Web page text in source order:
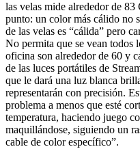
las velas mide alrededor de
punto: un color más cálido no
de las velas es “cálida” pero
No permita que se vean todos
oficina son alrededor de 60 y
de las luces portátiles de
que le dará una luz blanca
representarán con precisión.
problema a menos que esté
temperatura, haciendo juego
maquillándose, siguiendo un
cable de color específico”.